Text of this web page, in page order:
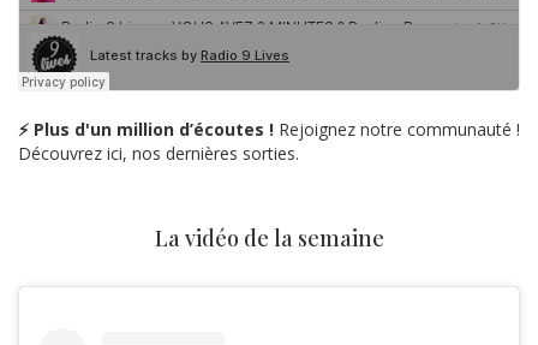
⚡ Plus d'un million d’écoutes ! Rejoignez notre communauté !
Découvrez ici, nos dernières sorties.
La vidéo de la semaine